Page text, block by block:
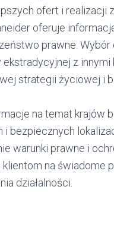
ofert i realizacji
oferuje
prawne.
z innymi
strategii życiowej i
na temat krajów
bezpiecznych
warunki prawne i
na świadome
działalności.